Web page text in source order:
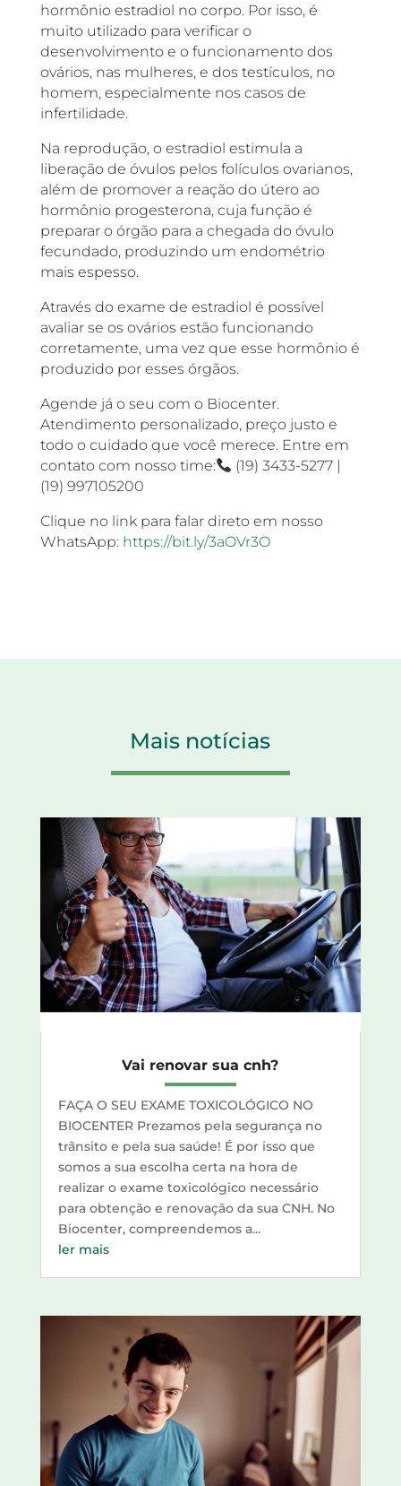
hormônio estradiol no corpo. Por isso, é
muito utilizado para verificar o
desenvolvimento e o funcionamento dos
ovários, nas mulheres, e dos testículos, no
homem, especialmente nos casos de
infertilidade.
Na reprodução, o estradiol estimula a
liberação de óvulos pelos folículos ovarianos,
além de promover a reação do útero ao
hormônio progesterona, cuja função é
preparar o órgão para a chegada do óvulo
fecundado, produzindo um endométrio
mais espesso.
Através do exame de estradiol é possível
avaliar se os ovários estão funcionando
corretamente, uma vez que esse hormônio é
produzido por esses órgãos.
Agende já o seu com o Biocenter.
Atendimento personalizado, preço justo e
todo o cuidado que você merece. Entre em
contato com nosso time:
(19) 3433-5277 |
(19) 997105200
Clique no link para falar direto em nosso
WhatsApp: https://bit.ly/3aOVr3O
Mais notícias
Vai renovar sua cnh?
FAÇA O SEU EXAME TOXICOLÓGICO NO
BIOCENTER Prezamos pela segurança no
trânsito e pela sua saúde! É por isso que
somos a sua escolha certa na hora de
realizar o exame toxicológico necessário
para obtenção e renovação da sua CNH. No
Biocenter, compreendemos a...
ler mais